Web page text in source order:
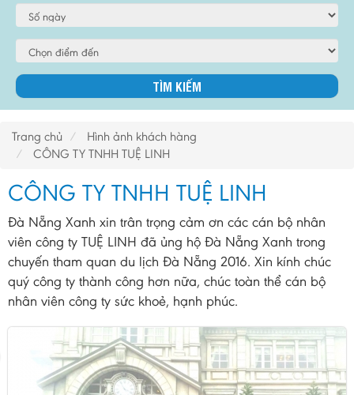
Trang chủ
Hình ảnh khách hàng
CÔNG TY TNHH TUỆ LINH
CÔNG TY TNHH TUỆ LINH
Đà Nẵng Xanh xin trân trọng cảm ơn các cán bộ nhân
viên công ty TUỆ LINH đã ủng hộ Đà Nẵng Xanh trong
chuyến tham quan du lịch Đà Nẵng 2016. Xin kính chúc
quý công ty thành công hơn nữa, chúc toàn thể cán bộ
nhân viên công ty sức khoẻ, hạnh phúc.